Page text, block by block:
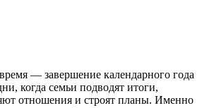
— завершение календарного года
когда семьи подводят итоги,
отношения и строят планы. Именно